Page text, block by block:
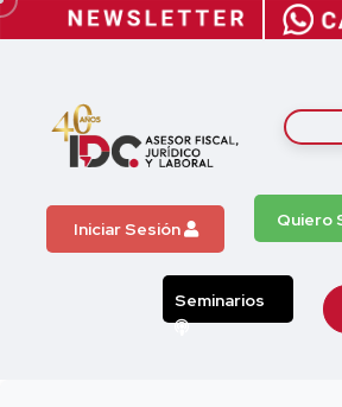
Iniciar Sesión Quiero
Seminarios